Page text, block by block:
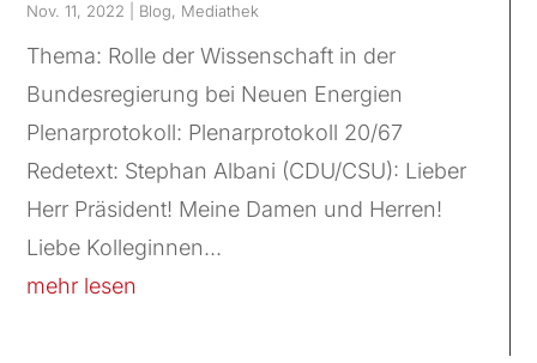
Nov. 11, 2022 Blog, Mediathek
Thema: Rolle der Wissenschaft in der
Bundesregierung bei Neuen Energien
Plenarprotokoll: Plenarprotokoll 20/67
Redetext: Stephan Albani (CDU/CSU): Lieber
Herr Präsident! Meine Damen und Herren!
Liebe Kolleginnen...
mehr lesen